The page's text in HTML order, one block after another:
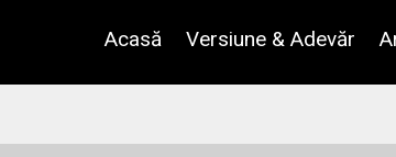
Acasă Versiune & Adevăr